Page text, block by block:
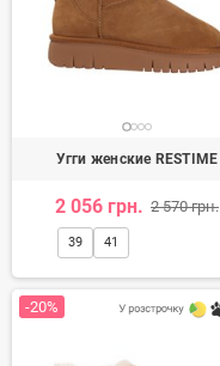
Угги женские RESTIME
2 056 грн. 2 570 грн.
39 41
-20%